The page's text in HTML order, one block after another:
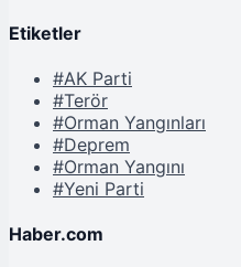
Etiketler
#AK Parti
#Terör
#Orman Yangınları
#Deprem
#Orman Yangını
#Yeni Parti
Haber.com